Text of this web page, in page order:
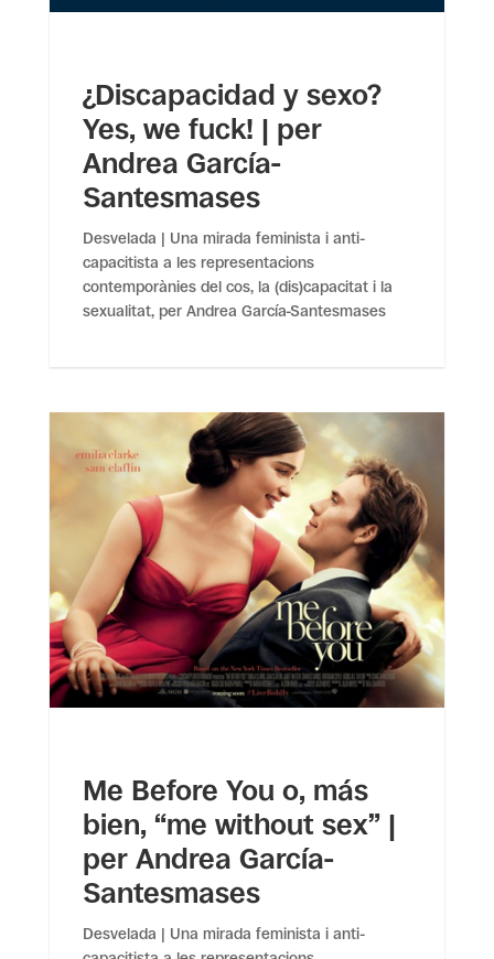
¿Discapacidad y sexo?
Yes, we fuck! | per
Andrea García-
Santesmases
Desvelada | Una mirada feminista i anti-
capacitista a les representacions
contemporànies del cos, la (dis)capacitat i la
sexualitat, per Andrea García-Santesmases
Me Before You o, más
bien, “me without sex” |
per Andrea García-
Santesmases
Desvelada | Una mirada feminista i anti-